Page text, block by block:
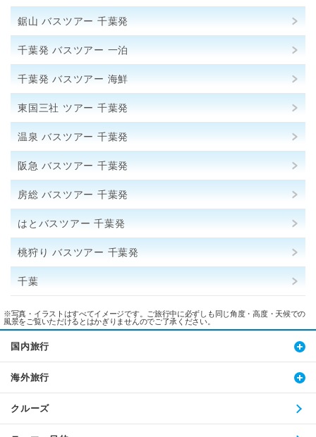
鋸山 バスツアー 千葉発
千葉発 バスツアー 一泊
千葉発 バスツアー 海鮮
東国三社 ツアー 千葉発
温泉 バスツアー 千葉発
阪急 バスツアー 千葉発
房総 バスツアー 千葉発
はとバスツアー 千葉発
桃狩り バスツアー 千葉発
千葉
※写真・イラストはすべてイメージです。ご旅行中に必ずしも同じ角度・高度・天候での
風景をご覧いただけるとはかぎりませんのでご了承ください。
国内旅行
海外旅行
クルーズ